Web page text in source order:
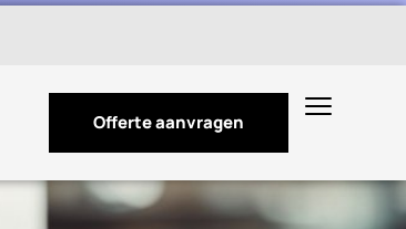
Offerte aanvragen